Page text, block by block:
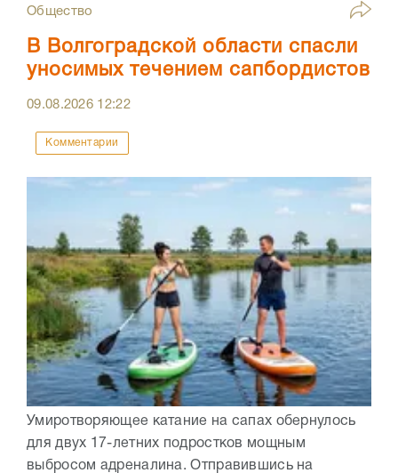
Общество
В Волгоградской области спасли
уносимых течением сапбордистов
09.08.2026 12:22
Комментарии
Умиротворяющее катание на сапах обернулось
для двух 17-летних подростков мощным
выбросом адреналина. Отправившись на